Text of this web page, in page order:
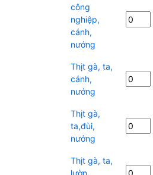
công
nghiệp,
cánh,
nướng
Thịt gà, ta,
cánh,
nướng
Thịt gà,
ta,đùi,
nướng
Thịt gà, ta,
lườn,